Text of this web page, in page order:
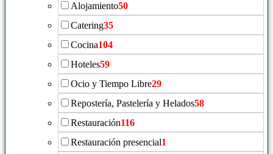
Alojamiento50
Catering35
Cocina104
Hoteles59
Ocio y Tiempo Libre29
Repostería, Pastelería y Helados58
Restauración116
Restauración presencial1